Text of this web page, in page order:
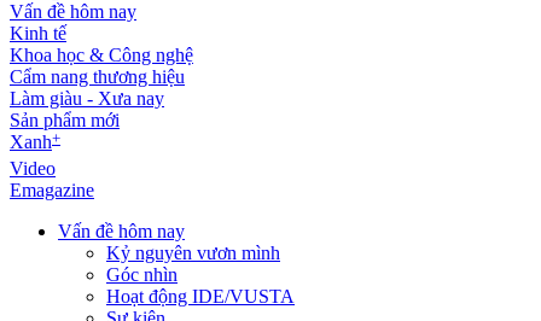
Vấn đề hôm nay
Kinh tế
Khoa học & Công nghệ
Cẩm nang thương hiệu
Làm giàu - Xưa nay
Sản phẩm mới
Xanh+
Video
Emagazine
Vấn đề hôm nay
Kỷ nguyên vươn mình
Góc nhìn
Hoạt động IDE/VUSTA